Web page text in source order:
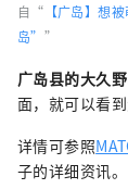
自“ 【广岛】想
岛” ”
广岛县的大久
面，就可以看
详情可参照
子的详细资讯。